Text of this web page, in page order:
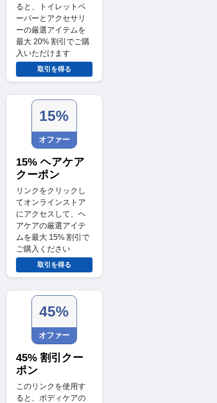
ると、トイレットペ
ーパーとアクセサリ
ーの厳選アイテムを
最大 20% 割引でご購
入いただけます
取引を得る
15%
オファー
15% ヘアケア
クーポン
リンクをクリックし
てオンラインストア
にアクセスして、ヘ
アケアの厳選アイテ
ムを最大 15% 割引で
ご購入ください
取引を得る
45%
オファー
45% 割引クー
ポン
このリンクを使用す
ると、ボディケアの